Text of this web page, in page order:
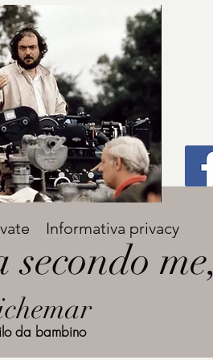
una delle font preferite dai
da leggere, viene
titoli e paragrafi.
Informativa privacy
da bambino